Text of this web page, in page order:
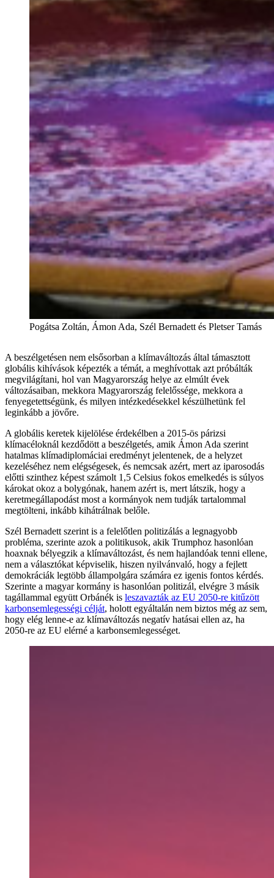
Pogátsa Zoltán, Ámon Ada, Szél Bernadett és Pletser Tamás
A beszélgetésen nem elsősorban a klímaváltozás által támasztott
globális kihívások képezték a témát, a meghívottak azt próbálták
megvilágítani, hol van Magyarország helye az elmúlt évek
változásaiban, mekkora Magyarország felelőssége, mekkora a
fenyegetettségünk, és milyen intézkedésekkel készülhetünk fel
leginkább a jövőre.
A globális keretek kijelölése érdekélben a 2015-ös párizsi
klímacéloknál kezdődött a beszélgetés, amik Ámon Ada szerint
hatalmas klímadiplomáciai eredményt jelentenek, de a helyzet
kezeléséhez nem elégségesek, és nemcsak azért, mert az iparosodás
előtti szinthez képest számolt 1,5 Celsius fokos emelkedés is súlyos
károkat okoz a bolygónak, hanem azért is, mert látszik, hogy a
keretmegállapodást most a kormányok nem tudják tartalommal
megtölteni, inkább kihátrálnak belőle.
Szél Bernadett szerint is a felelőtlen politizálás a legnagyobb
probléma, szerinte azok a politikusok, akik Trumphoz hasonlóan
hoaxnak bélyegzik a klímaváltozást, és nem hajlandóak tenni ellene,
nem a választókat képviselik, hiszen nyilvánvaló, hogy a fejlett
demokráciák legtöbb állampolgára számára ez igenis fontos kérdés.
Szerinte a magyar kormány is hasonlóan politizál, elvégre 3 másik
tagállammal együtt Orbánék is leszavazták az EU 2050-re kitűzött
karbonsemlegességi célját, holott egyáltalán nem biztos még az sem,
hogy elég lenne-e az klímaváltozás negatív hatásai ellen az, ha
2050-re az EU elérné a karbonsemlegességet.